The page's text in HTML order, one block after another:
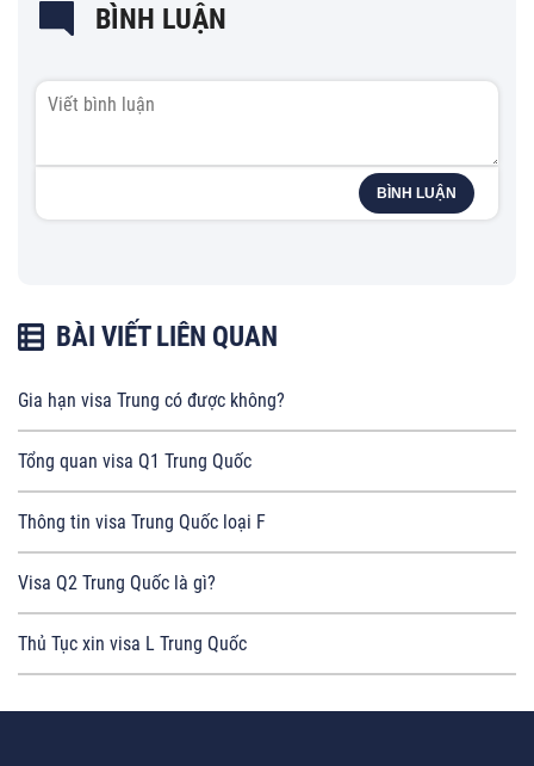
BÌNH LUẬN
BÌNH LUẬN
BÀI VIẾT LIÊN QUAN
Gia hạn visa Trung có được không?
Tổng quan visa Q1 Trung Quốc
Thông tin visa Trung Quốc loại F
Visa Q2 Trung Quốc là gì?
Thủ Tục xin visa L Trung Quốc